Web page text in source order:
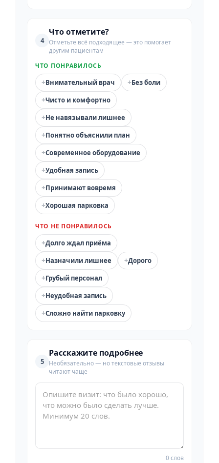
4
Что отметите?
Отметьте всё подходящее — это помогает
другим пациентам
ЧТО ПОНРАВИЛОСЬ
+Внимательный врач +Без боли
+Чисто и комфортно
+Не навязывали лишнее
+Понятно объяснили план
+Современное оборудование
+Удобная запись
+Принимают вовремя
+Хорошая парковка
ЧТО НЕ ПОНРАВИЛОСЬ
+Долго ждал приёма
+Назначили лишнее +Дорого
+Грубый персонал
+Неудобная запись
+Сложно найти парковку
5
Расскажите подробнее
Необязательно — но текстовые отзывы
читают чаще
0 слов